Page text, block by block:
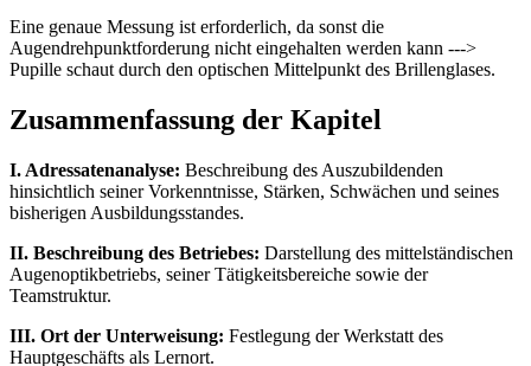
Eine genaue Messung ist erforderlich, da sonst die
Augendrehpunktforderung nicht eingehalten werden kann --->
Pupille schaut durch den optischen Mittelpunkt des Brillenglases.
Zusammenfassung der Kapitel
I. Adressatenanalyse: Beschreibung des Auszubildenden
hinsichtlich seiner Vorkenntnisse, Stärken, Schwächen und seines
bisherigen Ausbildungsstandes.
II. Beschreibung des Betriebes: Darstellung des mittelständischen
Augenoptikbetriebs, seiner Tätigkeitsbereiche sowie der
Teamstruktur.
III. Ort der Unterweisung: Festlegung der Werkstatt des
Hauptgeschäfts als Lernort.